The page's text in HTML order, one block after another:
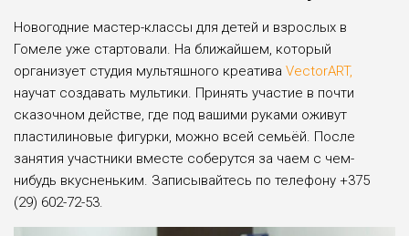
Новогодние мастер-классы для детей и взрослых в
Гомеле уже стартовали. На ближайшем, который
организует студия мультяшного креатива VectorART,
научат создавать мультики. Принять участие в почти
сказочном действе, где под вашими руками оживут
пластилиновые фигурки, можно всей семьёй. После
занятия участники вместе соберутся за чаем с чем-
нибудь вкусненьким. Записывайтесь по телефону +375
(29) 602-72-53.